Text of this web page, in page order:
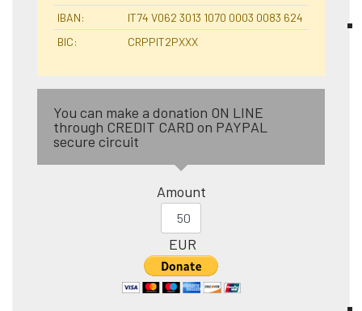
IBAN:
IT74 V062 3013 1070 0003 0083 624
BIC:
CRPPIT2PXXX
You can make a donation ON LINE
through CREDIT CARD on PAYPAL
secure circuit
Amount
EUR